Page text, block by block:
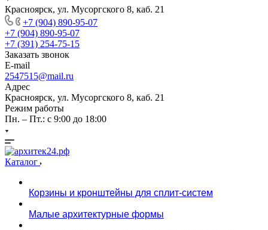
Красноярск, ул. Мусоргского 8, каб. 21
+7 (904) 890-95-07
+7 (904) 890-95-07
+7 (391) 254-75-15
Заказать звонок
E-mail
2547515@mail.ru
Адрес
Красноярск, ул. Мусоргского 8, каб. 21
Режим работы
Пн. – Пт.: с 9:00 до 18:00
Каталог
Корзины и кронштейны для сплит-систем
Малые архитектурные формы